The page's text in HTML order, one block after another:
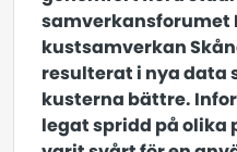
samverkansforumet
kustsamverkan
resulterat i nya data
kusterna bättre.
legat spridd på olika